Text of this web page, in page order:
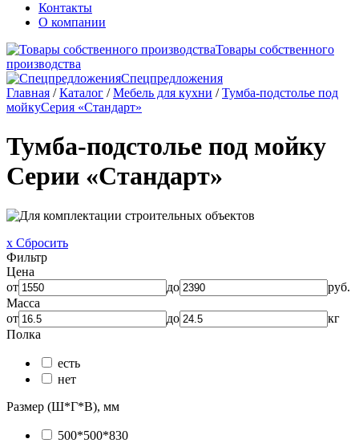
Контакты
О компании
Товары собственного
производства
Спецпредложения
Главная /Каталог /Мебель для кухни /Тумба-подстолье под
мойкуСерия «Стандарт»
Тумба-подстолье под мойку
Серии «Стандарт»
x Сбросить
Фильтр
Цена
от
до
руб.
Масса
от
до
кг
Полка
есть
нет
Размер (Ш*Г*В), мм
500*500*830